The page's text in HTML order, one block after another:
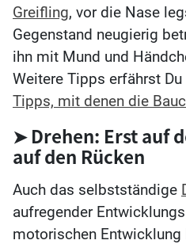
Greifling, vor die Nase
Gegenstand neugierig
ihn mit Mund und
Weitere Tipps erfährst Du
Tipps, mit denen die
➤ Drehen: Erst auf
auf den Rücken
Auch das selbstständige
aufregender
motorischen Entwicklung